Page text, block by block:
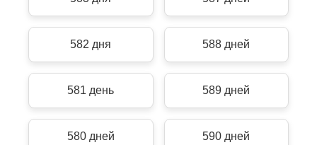
582 дня 588 дней
581 день 589 дней
580 дней 590 дней